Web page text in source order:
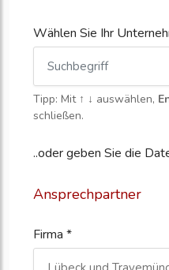
Wählen Sie Ihr
Tipp: Mit ↑ ↓ auswählen,
schließen.
..oder geben Sie die
Ansprechpartner
Firma *